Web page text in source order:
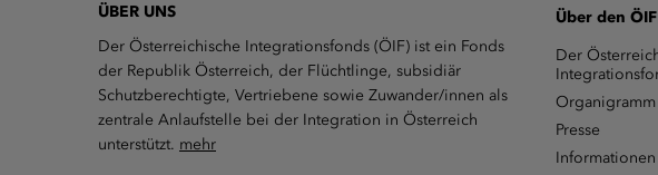
ÜBER UNS
Der Österreichische Integrationsfonds (ÖIF) ist ein Fonds
der Republik Österreich, der Flüchtlinge, subsidiär
Schutzberechtigte, Vertriebene sowie Zuwander/innen als
zentrale Anlaufstelle bei der Integration in Österreich
unterstützt. mehr
Über den ÖIF
Der
Organigramm
Presse